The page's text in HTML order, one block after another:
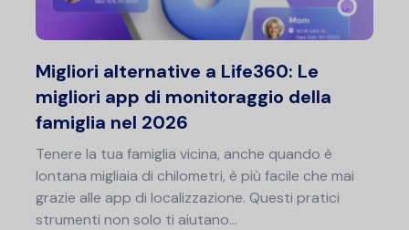
Migliori alternative a Life360: Le
migliori app di monitoraggio della
famiglia nel 2026
Tenere la tua famiglia vicina, anche quando è
lontana migliaia di chilometri, è più facile che mai
grazie alle app di localizzazione. Questi pratici
strumenti non solo ti aiutano...